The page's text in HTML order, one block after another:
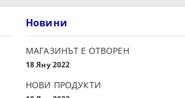
Новини
МАГАЗИНЪТ Е ОТВОРЕН
18 Яну 2022
НОВИ ПРОДУКТИ